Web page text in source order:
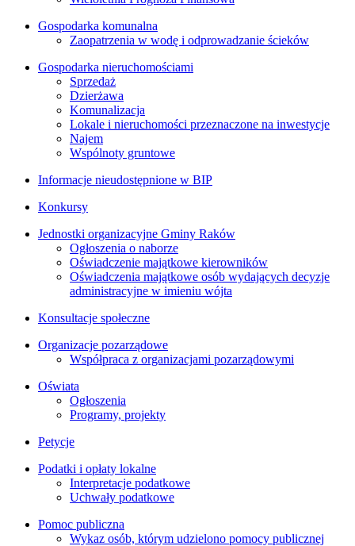
Gospodarka komunalna
Zaopatrzenia w wodę i odprowadzanie ścieków
Gospodarka nieruchomościami
Sprzedaż
Dzierżawa
Komunalizacja
Lokale i nieruchomości przeznaczone na inwestycje
Najem
Wspólnoty gruntowe
Informacje nieudostępnione w BIP
Konkursy
Jednostki organizacyjne Gminy Raków
Ogłoszenia o naborze
Oświadczenie majątkowe kierowników
Oświadczenia majątkowe osób wydających decyzje
administracyjne w imieniu wójta
Konsultacje społeczne
Organizacje pozarządowe
Współpraca z organizacjami pozarządowymi
Oświata
Ogłoszenia
Programy, projekty
Petycje
Podatki i opłaty lokalne
Interpretacje podatkowe
Uchwały podatkowe
Pomoc publiczna
Wykaz osób, którym udzielono pomocy publicznej